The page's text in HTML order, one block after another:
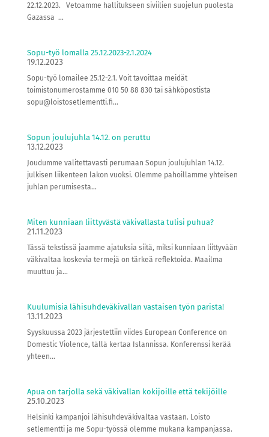
22.12.2023. Vetoamme hallitukseen siviilien suojelun puolesta
Gazassa ...
Sopu-työ lomalla 25.12.2023-2.1.2024
19.12.2023
Sopu-työ lomailee 25.12-2.1. Voit tavoittaa meidät
toimistonumerostamme 010 50 88 830 tai sähköpostista
sopu@loistosetlementti.fi...
Sopun joulujuhla 14.12. on peruttu
13.12.2023
Joudumme valitettavasti perumaan Sopun joulujuhlan 14.12.
julkisen liikenteen lakon vuoksi. Olemme pahoillamme yhteisen
juhlan perumisesta...
Miten kunniaan liittyvästä väkivallasta tulisi puhua?
21.11.2023
Tässä tekstissä jaamme ajatuksia siitä, miksi kunniaan liittyvään
väkivaltaa koskevia termejä on tärkeä reflektoida. Maailma
muuttuu ja...
Kuulumisia lähisuhdeväkivallan vastaisen työn parista!
13.11.2023
Syyskuussa 2023 järjestettiin viides European Conference on
Domestic Violence, tällä kertaa Islannissa. Konferenssi kerää
yhteen...
Apua on tarjolla sekä väkivallan kokijoille että tekijöille
25.10.2023
Helsinki kampanjoi lähisuhdeväkivaltaa vastaan. Loisto
setlementti ja me Sopu-työssä olemme mukana kampanjassa.